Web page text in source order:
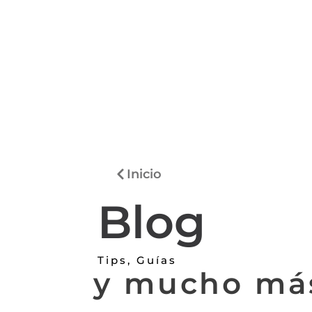
Inicio
Blog
Tips, Guías
y mucho